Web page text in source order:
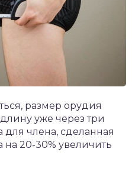
размер орудия
уже через три
члена, сделанная
20-30% увеличить